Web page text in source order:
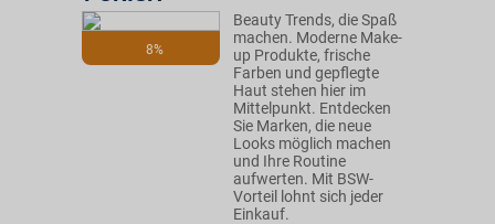
8%
Beauty Trends, die Spaß
machen. Moderne Make-
up Produkte, frische
Farben und gepflegte
Haut stehen hier im
Mittelpunkt. Entdecken
Sie Marken, die neue
Looks möglich machen
und Ihre Routine
aufwerten. Mit BSW-
Vorteil lohnt sich jeder
Einkauf.